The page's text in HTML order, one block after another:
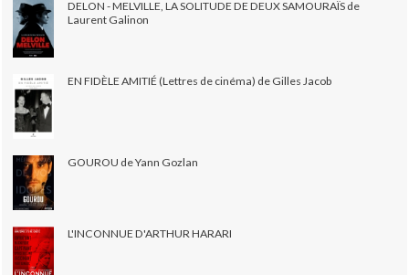
DELON - MELVILLE, LA SOLITUDE DE DEUX SAMOURAÏS de
Laurent Galinon
EN FIDÈLE AMITIÉ (Lettres de cinéma) de Gilles Jacob
GOUROU de Yann Gozlan
L'INCONNUE D'ARTHUR HARARI